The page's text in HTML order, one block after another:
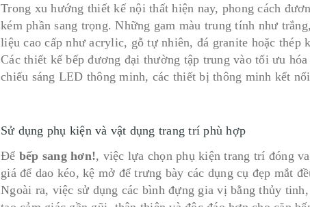
Trong xu hướng thiết kế nội thất hiện nay, phong cách
kém phần sang trọng. Những gam màu trung tính như
liệu cao cấp như acrylic, gỗ tự nhiên, đá granite hoặc thép
Các thiết kế bếp đương đại thường tập trung vào tối ưu
chiếu sáng LED thông minh, các thiết bị thông minh kết
Sử dụng phụ kiện và vật dụng trang trí phù hợp
Để bếp sang hơn!, việc lựa chọn phụ kiện trang trí đóng
giá để dao kéo, kệ mở để trưng bày các dụng cụ đẹp mắt
Ngoài ra, việc sử dụng các bình đựng gia vị bằng thủy